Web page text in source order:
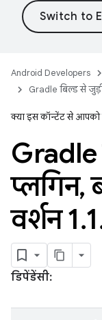
Android Developers
Gradle बिल्ड से
क्या इस कॉन्टेंट से आपको
प्लगिन,
वर्शन 1.1
डिपेंडेंसी: